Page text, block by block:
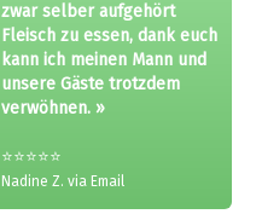
zwar selber aufgehört
Fleisch zu essen, dank euch
kann ich meinen Mann und
unsere Gäste trotzdem
verwöhnen. »
⭐⭐⭐⭐⭐
Nadine Z. via Email